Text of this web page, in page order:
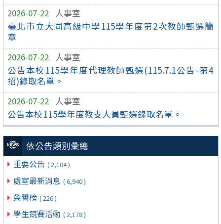
2026-07-22 人事室
臺北市立大同高級中學115學年度第2次教師甄選簡
章
2026-07-22 人事室
公告本校115學年度代理教師甄選(115.7.1公告-第4
招)錄取名單。
2026-07-22 人事室
公告本校115學年度教支人員甄選錄取名單。
依公告類別彙總
重要公告 ( 2,104 )
處室最新消息 ( 6,940 )
榮譽榜 ( 226 )
學生競賽活動 ( 2,178 )